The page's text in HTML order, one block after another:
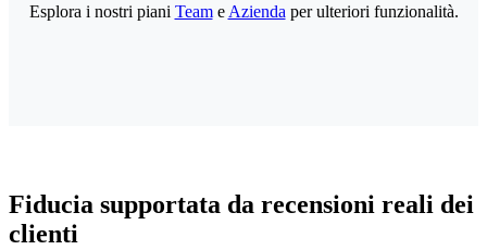
Esplora i nostri piani Teame Azienda per ulteriori funzionalità.
Fiducia supportata da recensioni reali dei
clienti